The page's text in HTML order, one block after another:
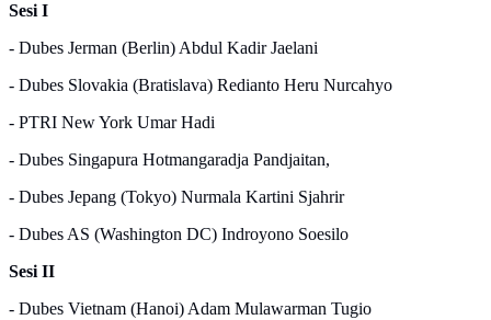
Sesi I
- Dubes Jerman (Berlin) Abdul Kadir Jaelani
- Dubes Slovakia (Bratislava) Redianto Heru Nurcahyo
- PTRI New York Umar Hadi
- Dubes Singapura Hotmangaradja Pandjaitan,
- Dubes Jepang (Tokyo) Nurmala Kartini Sjahrir
- Dubes AS (Washington DC) Indroyono Soesilo
Sesi II
- Dubes Vietnam (Hanoi) Adam Mulawarman Tugio